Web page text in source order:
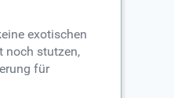
exotischen
noch stutzen,
für